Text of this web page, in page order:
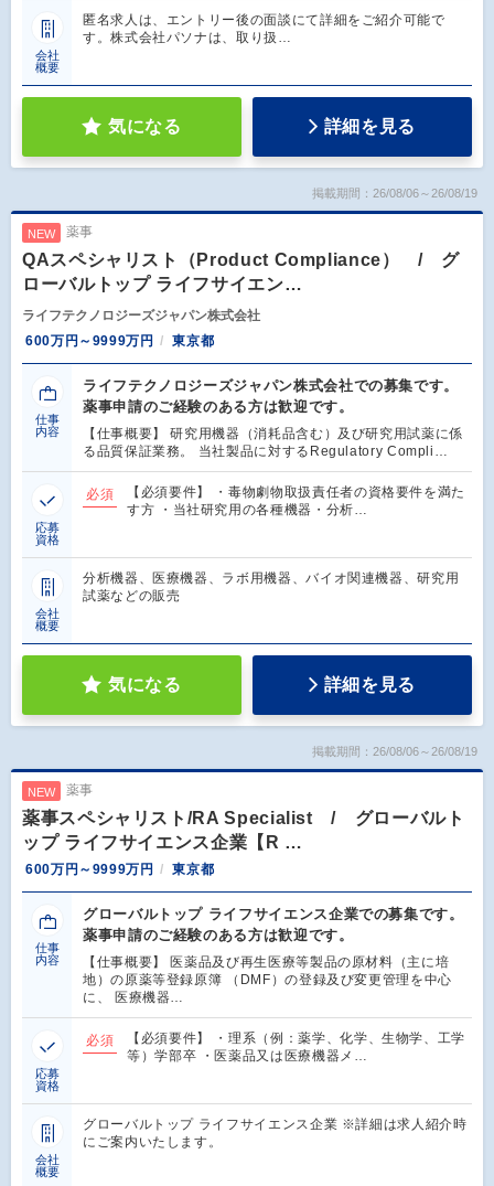
会社
概要
匿名求人は、エントリー後の面談にて詳細をご紹介可能で
す。株式会社パソナは、取り扱…
気になる 詳細を見る
掲載期間：26/08/06～26/08/19
NEW 薬事
QAスペシャリスト（Product Compliance） / グ
ローバルトップ ライフサイエン…
ライフテクノロジーズジャパン株式会社
600万円～9999万円
東京都
仕事
内容
ライフテクノロジーズジャパン株式会社での募集です。
薬事申請のご経験のある方は歓迎です。
【仕事概要】 研究用機器（消耗品含む）及び研究用試薬に係
る品質保証業務。 当社製品に対するRegulatory Compli…
応募
資格
必須
【必須要件】 ・毒物劇物取扱責任者の資格要件を満た
す方 ・当社研究用の各種機器・分析…
会社
概要
分析機器、医療機器、ラボ用機器、バイオ関連機器、研究用
試薬などの販売
気になる 詳細を見る
掲載期間：26/08/06～26/08/19
NEW 薬事
薬事スペシャリスト/RA Specialist / グローバルト
ップ ライフサイエンス企業【R …
600万円～9999万円 東京都
仕事
内容
グローバルトップ ライフサイエンス企業での募集です。
薬事申請のご経験のある方は歓迎です。
【仕事概要】 医薬品及び再生医療等製品の原材料（主に培
地）の原薬等登録原簿 （DMF）の登録及び変更管理を中心
に、 医療機器…
応募
資格
必須
【必須要件】 ・理系（例：薬学、化学、生物学、工学
等）学部卒 ・医薬品又は医療機器メ…
会社
概要
グローバルトップ ライフサイエンス企業 ※詳細は求人紹介時
にご案内いたします。